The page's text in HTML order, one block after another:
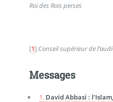
Roi des Rois perses
[1] Conseil supérieur de
Messages
1. David Abbasi :